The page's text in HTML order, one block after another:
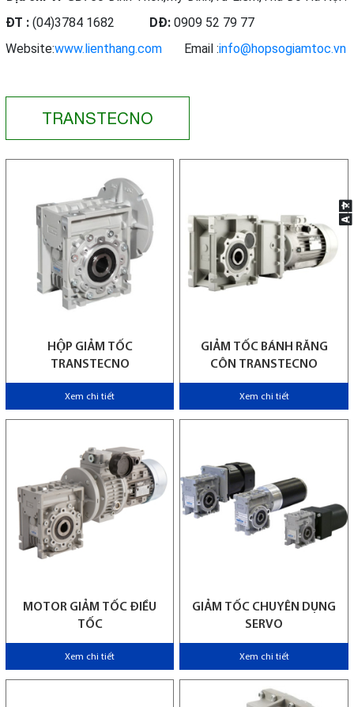
ĐT : (04)3784 1682 DĐ: 0909 52 79 77
Website:www.lienthang.comEmail :info@hopsogiamtoc.vn
TRANSTECNO
HỘP GIẢM TỐC
TRANSTECNO
Xem chi tiết
GIẢM TỐC BÁNH RĂNG
CÔN TRANSTECNO
Xem chi tiết
MOTOR GIẢM TỐC ĐIỀU
TỐC
Xem chi tiết
GIẢM TỐC CHUYÊN DỤNG
SERVO
Xem chi tiết